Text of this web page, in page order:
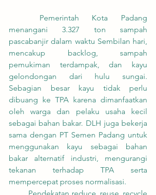
menangani 3.327 ton sampah
pascabanjir dalam waktu Sembilan hari,
mencakup backlog, sampah
pemukiman terdampak, dan kayu
gelondongan dari hulu sungai.
Sebagian besar kayu tidak perlu
dibuang ke TPA karena dimanfaatkan
oleh warga dan pelaku usaha kecil
sebagai bahan bakar. DLH juga bekerja
sama dengan PT Semen Padang untuk
menggunakan kayu sebagai bahan
bakar alternatif industri, mengurangi
tekanan terhadap TPA serta
mempercepat proses normalisasi.